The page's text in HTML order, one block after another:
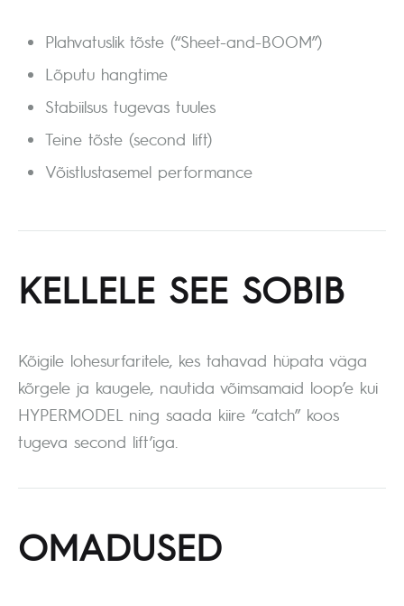
Plahvatuslik tõste (“Sheet-and-BOOM”)
Lõputu hangtime
Stabiilsus tugevas tuules
Teine tõste (second lift)
Võistlustasemel performance
KELLELE SEE SOBIB
Kõigile lohesurfaritele, kes tahavad hüpata väga
kõrgele ja kaugele, nautida võimsamaid loop’e kui
HYPERMODEL ning saada kiire “catch” koos
tugeva second lift’iga.
OMADUSED